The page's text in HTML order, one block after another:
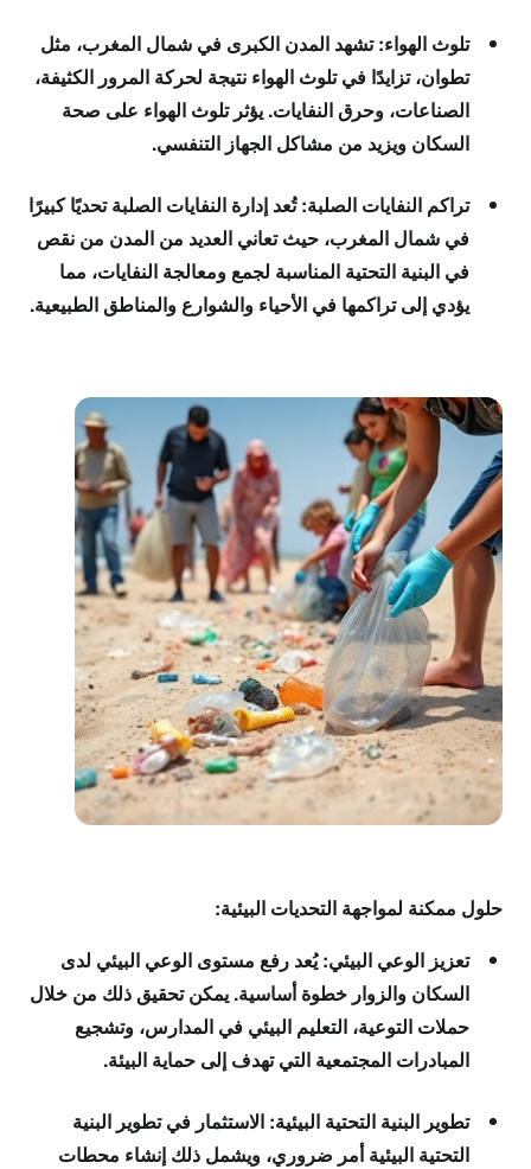
تلوث الهواء:تشهد المدن الكبرى في شمال المغرب، مثل
تطوان، تزايدًا في تلوث الهواء نتيجة لحركة المرور الكثيفة،
الصناعات، وحرق النفايات. يؤثر تلوث الهواء على صحة
السكان ويزيد من مشاكل الجهاز التنفسي.
تراكم النفايات الصلبة:تُعد إدارة النفايات الصلبة تحديًا كبيرًا
في شمال المغرب، حيث تعاني العديد من المدن من نقص
في البنية التحتية المناسبة لجمع ومعالجة النفايات، مما
يؤدي إلى تراكمها في الأحياء والشوارع والمناطق الطبيعية.
حلول ممكنة لمواجهة التحديات البيئية:
تعزيز الوعي البيئي:يُعد رفع مستوى الوعي البيئي لدى
السكان والزوار خطوة أساسية. يمكن تحقيق ذلك من خلال
حملات التوعية، التعليم البيئي في المدارس، وتشجيع
المبادرات المجتمعية التي تهدف إلى حماية البيئة.
تطوير البنية التحتية البيئية: الاستثمار في تطوير البنية
التحتية البيئية أمر ضروري، ويشمل ذلك إنشاء محطات